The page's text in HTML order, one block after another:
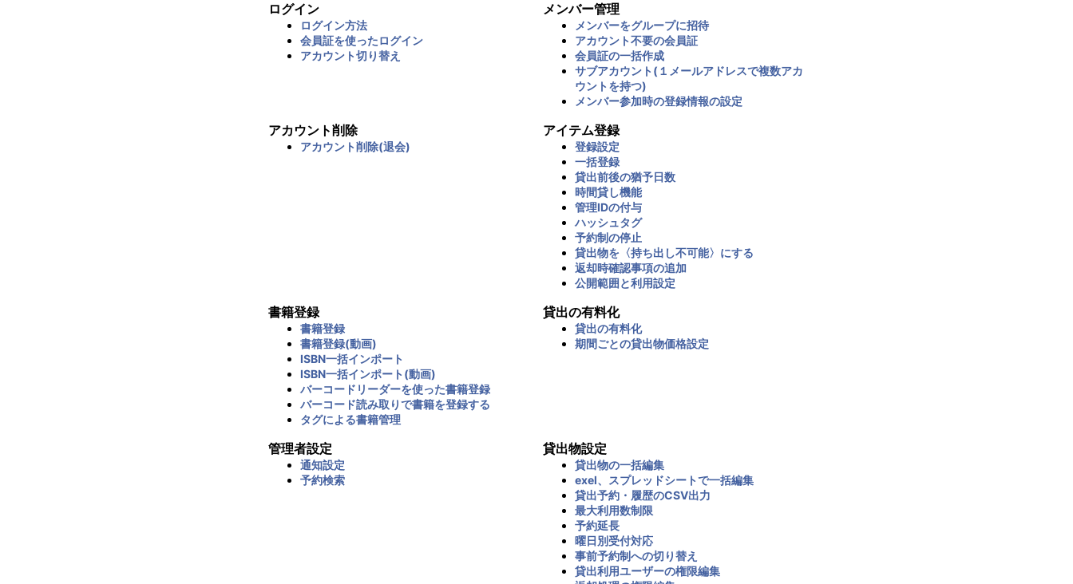
ログイン
ログイン方法
会員証を使ったログイン
アカウント切り替え
メンバー管理
メンバーをグループに招待
アカウント不要の会員証
会員証の一括作成
サブアカウント(１メールアドレスで複数アカ
ウントを持つ)
メンバー参加時の登録情報の設定
アカウント削除
アカウント削除(退会)
アイテム登録
登録設定
一括登録
貸出前後の猶予日数
時間貸し機能
管理IDの付与
ハッシュタグ
予約制の停止
貸出物を〈持ち出し不可能〉にする
返却時確認事項の追加
公開範囲と利用設定
書籍登録
書籍登録
書籍登録(動画)
ISBN一括インポート
ISBN一括インポート(動画)
バーコードリーダーを使った書籍登録
バーコード読み取りで書籍を登録する
タグによる書籍管理
貸出の有料化
貸出の有料化
期間ごとの貸出物価格設定
管理者設定
通知設定
予約検索
貸出物設定
貸出物の一括編集
exel、スプレッドシートで一括編集
貸出予約・履歴のCSV出力
最大利用数制限
予約延長
曜日別受付対応
事前予約制への切り替え
貸出利用ユーザーの権限編集